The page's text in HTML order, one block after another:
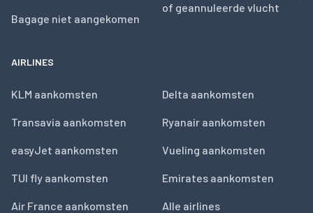
Bagage niet aangekomen
of geannuleerde vlucht
AIRLINES
KLM aankomsten
Transavia aankomsten
easyJet aankomsten
TUI fly aankomsten
Air France aankomsten
Delta aankomsten
Ryanair aankomsten
Vueling aankomsten
Emirates aankomsten
Alle airlines